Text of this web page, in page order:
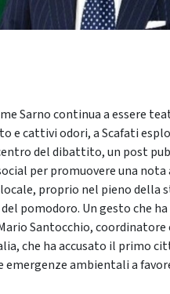
Sarno continua a essere
e cattivi odori, a Scafati
del dibattito, un post
per promuovere una nota
proprio nel pieno della
pomodoro. Un gesto che
Santocchio,
che ha accusato il primo
emergenze ambientali a